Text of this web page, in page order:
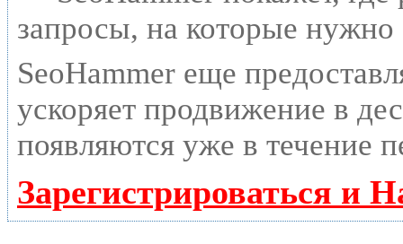
запросы, на которые нужно
SeoHammer еще
ускоряет продвижение в
появляются уже в течение
Зарегистрироваться и